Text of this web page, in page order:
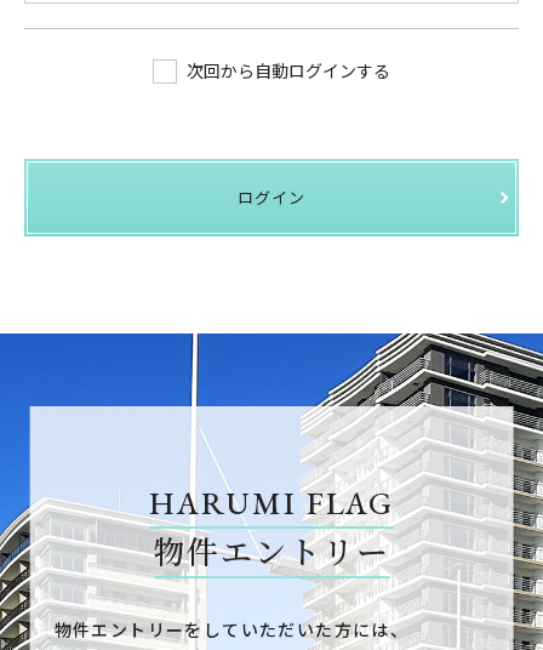
次回から自動ログインする
ログイン
HARUMI FLAG
物件エントリー
物件エントリーをしていただいた方には、